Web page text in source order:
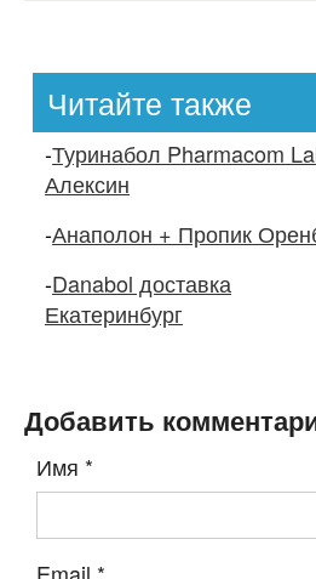
Читайте также
-Туринабол Pharmacom
Алексин
-Анаполон + Пропик
-Danabol доставка
Екатеринбург
Добавить
Имя *